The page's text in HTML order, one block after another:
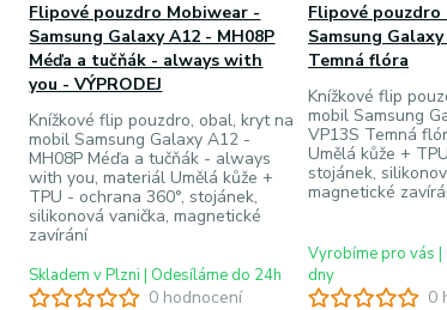
0 hodnocení
Flipové pouzdro Mobiwear -
Samsung Galaxy A12 - MH08P
Méďa a tučňák - always with
you - VÝPRODEJ
Knížkové flip pouzdro, obal, kryt na
mobil Samsung Galaxy A12 -
MH08P Méďa a tučňák - always
with you, materiál Umělá kůže +
TPU - ochrana 360°, stojánek,
silikonová vanička, magnetické
zavírání
Skladem v Plzni | Odesíláme do 24h
0
Flipové pouzdro
Samsung
Temná flóra
Knížkové flip
mobil Samsung
VP13S Temná
Umělá kůže +
stojánek,
magnetické
Vyrobíme pro vás
dny